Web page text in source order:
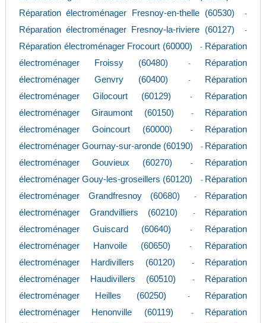
Réparation électroménager Fresnoy-en-thelle (60530) -
Réparation électroménager Fresnoy-la-riviere (60127) -
Réparation électroménager Frocourt (60000) - Réparation
électroménager Froissy (60480)
-
Réparation
électroménager Genvry (60400)
-
Réparation
électroménager Gilocourt (60129)
-
Réparation
électroménager Giraumont (60150)
-
Réparation
électroménager Goincourt (60000)
-
Réparation
électroménager Gournay-sur-aronde (60190)
- Réparation
électroménager Gouvieux (60270)
-
Réparation
électroménager Gouy-les-groseillers (60120)
- Réparation
électroménager Grandfresnoy (60680)
-
Réparation
électroménager Grandvilliers (60210)
-
Réparation
électroménager Guiscard (60640)
-
Réparation
électroménager Hanvoile (60650)
-
Réparation
électroménager Hardivillers (60120)
-
Réparation
électroménager Haudivillers (60510)
-
Réparation
électroménager Heilles (60250)
-
Réparation
électroménager Henonville (60119)
-
Réparation